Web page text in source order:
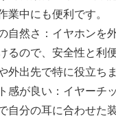
業中にも便利です。
自然さ：イヤホンを
るので、安全性と利
外出先で特に役立ちま
感が良い：イヤーチ
自分の耳に合わせた